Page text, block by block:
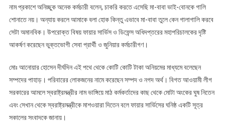
নাম প্রকাশে অনিচ্ছুক অনেক কর্মচারী বলেন, চাকরি করতে এসেছি মা-বাবা ভাই-বোনকে গালি
শোনাতে নয়। অন্যায় করলে আমাকে বলা হোক কিন্তু এভাবে মা-বাবা তুলে কেন গালাগালি করবে
সেটা অমানবিক। উপরোক্ত বিষয় ফায়ার সার্ভিস ও ডিফেন্স অধিদপ্তরের মহাপরিচালকের দৃষ্টি
আকর্ষণ করেছেন ভুক্তভোগী সেবা প্রার্থী ও জুনিয়ার কর্মচারীগণ।
মোঃ আনোয়ার হোসেন দীর্ঘদিন এই পথে থেকে কোটি কোটি টাকা অনিয়মের মাধ্যমে বলেছেন
সম্পদের পাহাড়। পরিবারের লোকজনের নামে করেছেন সম্পদ ও নগদ অর্থ। বিগত আওয়ামী লীগ
সরকারের আমলে স্বরাষ্ট্রমন্ত্রীর নাম ভাঙ্গিয়ে মাঠ কর্মকর্তাদের কাছ থেকে মোটা অংকের ঘুষ নিতেন
এবং সেখান থেকে স্বরাষ্ট্রমন্ত্রীকে মাশওয়ারা দিতেন বলে ফায়ার সার্ভিসের ঘনিষ্ঠ একটি সূত্র
সকালের সংবাদকে জানায়।